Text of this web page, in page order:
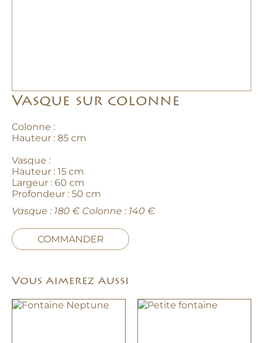
Vasque sur colonne
Colonne :
Hauteur : 85 cm
Vasque :
Hauteur : 15 cm
Largeur : 60 cm
Profondeur : 50 cm
Vasque : 180 € Colonne : 140 €
COMMANDER
Vous aimerez aussi